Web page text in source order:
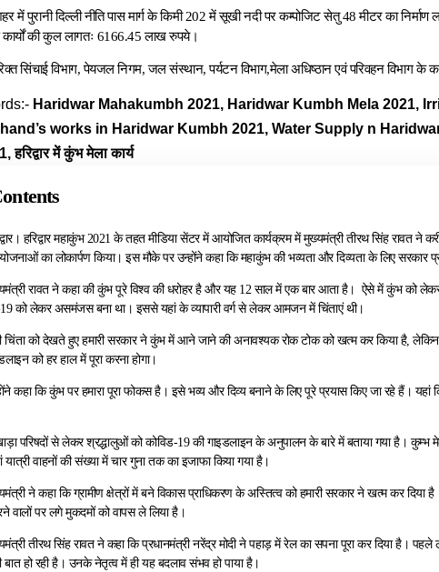
शहर में पुरानी दिल्ली नीति पास मार्ग के किमी 202 में सूखी नदी पर कम्पोजिट सेतु 48 मीटर का
कार्यों की कुल लागतः 6166.45 लाख रुपये।
सिंचाई विभाग, पेयजल निगम, जल संस्थान, पर्यटन विभाग,मेला अधिष्ठान एवं परिवहन विभाग के
Haridwar Mahakumbh 2021, Haridwar Kumbh Mela 2021,
works in Haridwar Kumbh 2021, Water Supply n Haridwar
हरिद्वार में कुंभ मेला कार्य
हरिद्वार महाकुंभ 2021 के तहत मीडिया सेंटर में आयोजित कार्यक्रम में मुख्यमंत्री तीरथ सिंह रावत ने
का लोकार्पण किया। इस मौके पर उन्होंने कहा कि महाकुंभ की भव्यता और दिव्यता के लिए सरकार
रावत ने कहा की कुंभ पूरे विश्व की धरोहर है और यह 12 साल में एक बार आता है। ऐसे में कुंभ को
को लेकर असमंजस बना था। इससे यहां के व्यापारी वर्ग से लेकर आमजन में चिंताएं थी।
चिंता को देखते हुए हमारी सरकार ने कुंभ में आने जाने की अनावश्यक रोक टोक को खत्म कर किया है, लेकिन
को हर हाल में पूरा करना होगा।
कहा कि कुंभ पर हमारा पूरा फोकस है। इसे भव्य और दिव्य बनाने के लिए पूरे प्रयास किए जा रहे हैं। यहां
परिषदों से लेकर श्रद्धालुओं को कोविड-19 की गाइडलाइन के अनुपालन के बारे में बताया गया है।
यात्री वाहनों की संख्या में चार गुना तक का इजाफा किया गया है।
ने कहा कि ग्रामीण क्षेत्रों में बने विकास प्राधिकरण के अस्तित्व को हमारी सरकार ने खत्म कर दिया
वालों पर लगे मुकदमों को वापस ले लिया है।
तीरथ सिंह रावत ने कहा कि प्रधानमंत्री नरेंद्र मोदी ने पहाड़ में रेल का सपना पूरा कर दिया है।
हो रही है। उनके नेतृत्व में ही यह बदलाव संभव हो पाया है।